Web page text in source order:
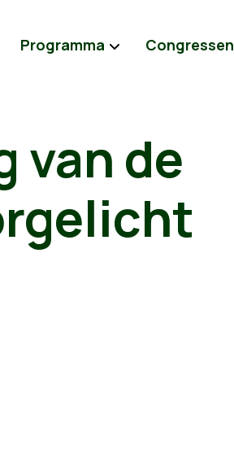
Programma Congressen
van de